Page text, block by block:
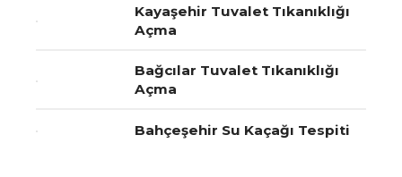
Kayaşehir Tuvalet Tıkanıklığı
Açma
Bağcılar Tuvalet Tıkanıklığı
Açma
Bahçeşehir Su Kaçağı Tespiti